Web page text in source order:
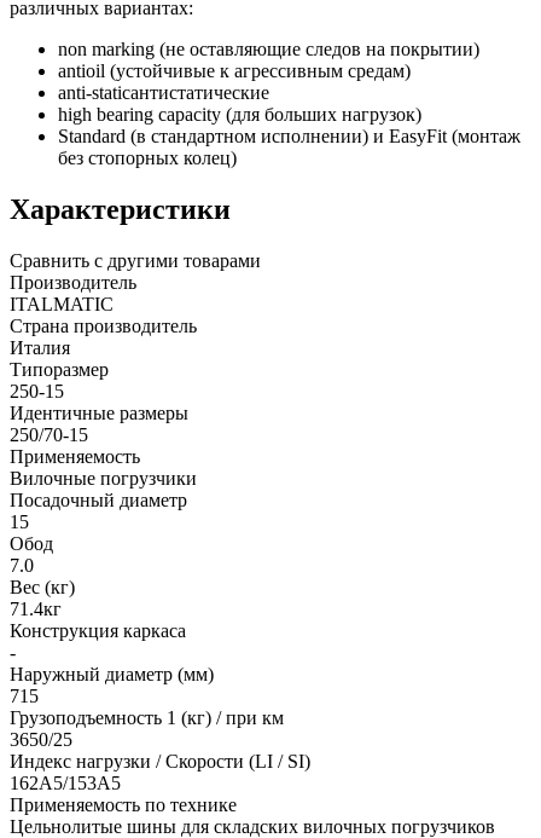
различных вариантах:
non marking (не оставляющие следов на покрытии)
antioil (устойчивые к агрессивным средам)
anti-staticантистатические
high bearing capacity (для больших нагрузок)
Standard (в стандартном исполнении) и EasyFit (монтаж
без стопорных колец)
Характеристики
Сравнить с другими товарами
Производитель
ITALMATIC
Страна производитель
Италия
Типоразмер
250-15
Идентичные размеры
250/70-15
Применяемость
Вилочные погрузчики
Посадочный диаметр
15
Обод
7.0
Вес (кг)
71.4кг
Конструкция каркаса
-
Наружный диаметр (мм)
715
Грузоподъемность 1 (кг) / при км
3650/25
Индекс нагрузки / Скорости (LI / SI)
162A5/153A5
Применяемость по технике
Цельнолитые шины для складских вилочных погрузчиков